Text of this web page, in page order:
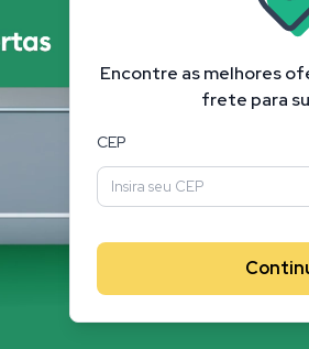
Encontre as melhores
frete para
CEP